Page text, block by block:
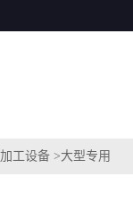
工设备 >大型专用